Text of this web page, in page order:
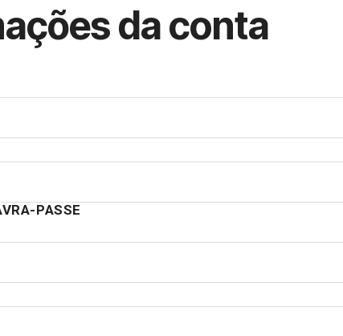
da conta
PASSE